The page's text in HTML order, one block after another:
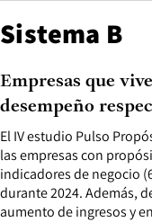
Sistema B
El IV estudio Pulso
las empresas con
indicadores de negocio
durante 2024. Además,
aumento de ingresos y
Empresas que
desempeño